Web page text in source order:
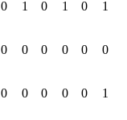
0 1 0 1 0 1
0 0 0 0 0 0
0 0 0 0 0 1